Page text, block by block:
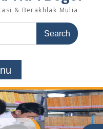
& Berakhlak Mulia